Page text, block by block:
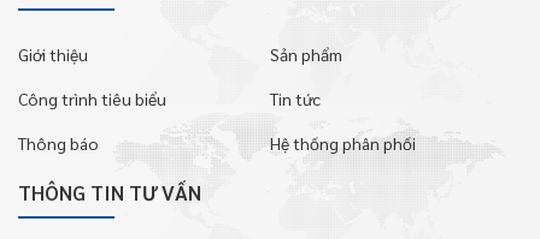
Giới thiệu Sản phẩm
Công trình tiêu biểu Tin tức
Thông báo Hệ thống phân phối
THÔNG TIN TƯ VẤN